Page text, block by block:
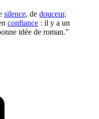
silence, de douceur,
confiance : il y a un
idée de roman.”